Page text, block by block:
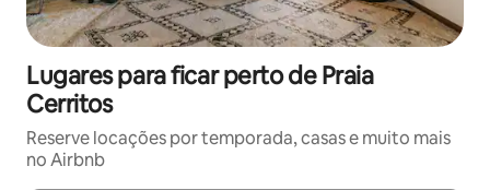
Lugares para ficar perto de Praia
Cerritos
Reserve locações por temporada, casas e muito mais
no Airbnb